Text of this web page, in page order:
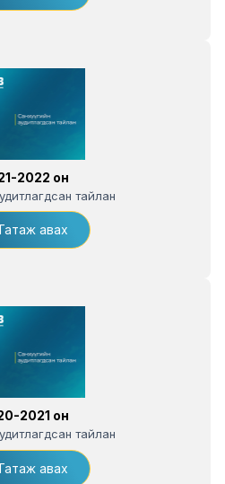
2022 он
тайлан
авах
2021 он
тайлан
авах